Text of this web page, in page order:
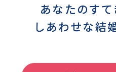
あなたのす
しあわせな結